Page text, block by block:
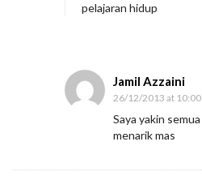
pelajaran hidup
Jamil Azzaini
26/12/2013 at 10:00
Saya yakin
menarik mas